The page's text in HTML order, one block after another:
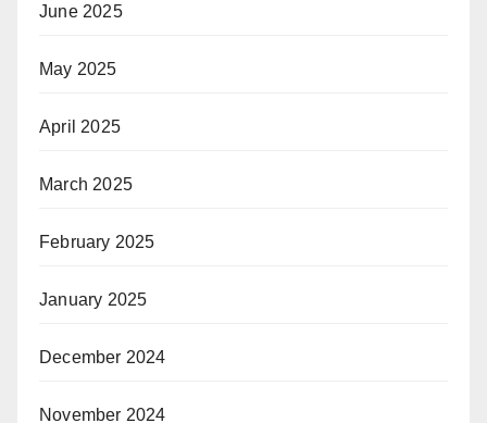
June 2025
May 2025
April 2025
March 2025
February 2025
January 2025
December 2024
November 2024